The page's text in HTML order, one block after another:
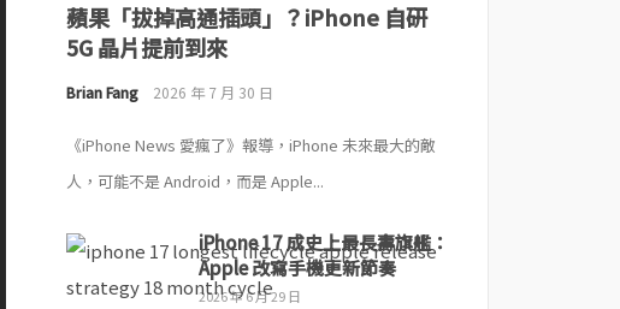
蘋果「拔掉高通插頭」？iPhone 自研
5G 晶片提前到來
Brian Fang 2026 年 7 月 30 日
《iPhone News 愛瘋了》報導，iPhone 未來最大的敵
人，可能不是 Android，而是 Apple...
iPhone 17 成史上最長壽旗艦：
Apple 改寫手機更新節奏
2026 年 6 月 29 日